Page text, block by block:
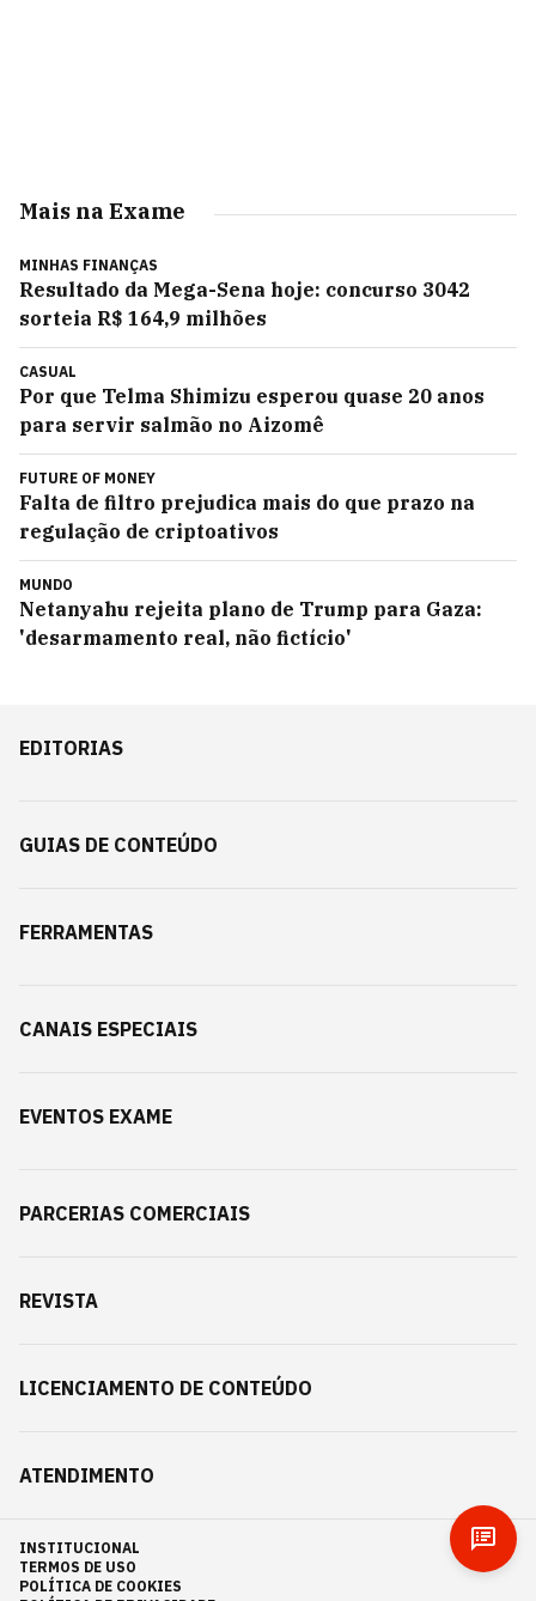
Mais na Exame
MINHAS FINANÇAS
Resultado da Mega-Sena hoje: concurso 3042
sorteia R$ 164,9 milhões
CASUAL
Por que Telma Shimizu esperou quase 20 anos
para servir salmão no Aizomê
FUTURE OF MONEY
Falta de filtro prejudica mais do que prazo na
regulação de criptoativos
MUNDO
Netanyahu rejeita plano de Trump para Gaza:
'desarmamento real, não fictício'
EDITORIAS
GUIAS DE CONTEÚDO
FERRAMENTAS
CANAIS ESPECIAIS
EVENTOS EXAME
PARCERIAS COMERCIAIS
REVISTA
LICENCIAMENTO DE CONTEÚDO
ATENDIMENTO
INSTITUCIONAL
TERMOS DE USO
POLÍTICA DE COOKIES